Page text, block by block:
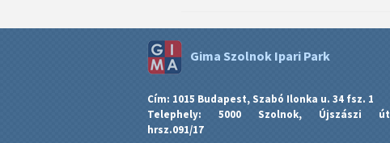
Gima Szolnok Ipari Park
Cí­m: 1015 Budapest, Szabó Ilonka u. 34 fsz. 1
Telephely: 5000 Szolnok, Újszászi út
hrsz.091/17